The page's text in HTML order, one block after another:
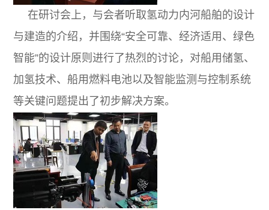
在研讨会上，与会者听取氢动力内河船舶的设计
与建造的介绍，并围绕“安全可靠、经济适用、绿色
智能”的设计原则进行了热烈的讨论，对船用储氢、
加氢技术、船用燃料电池以及智能监测与控制系统
等关键问题提出了初步解决方案。